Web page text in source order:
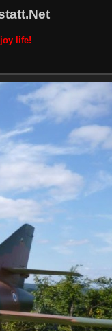
life!